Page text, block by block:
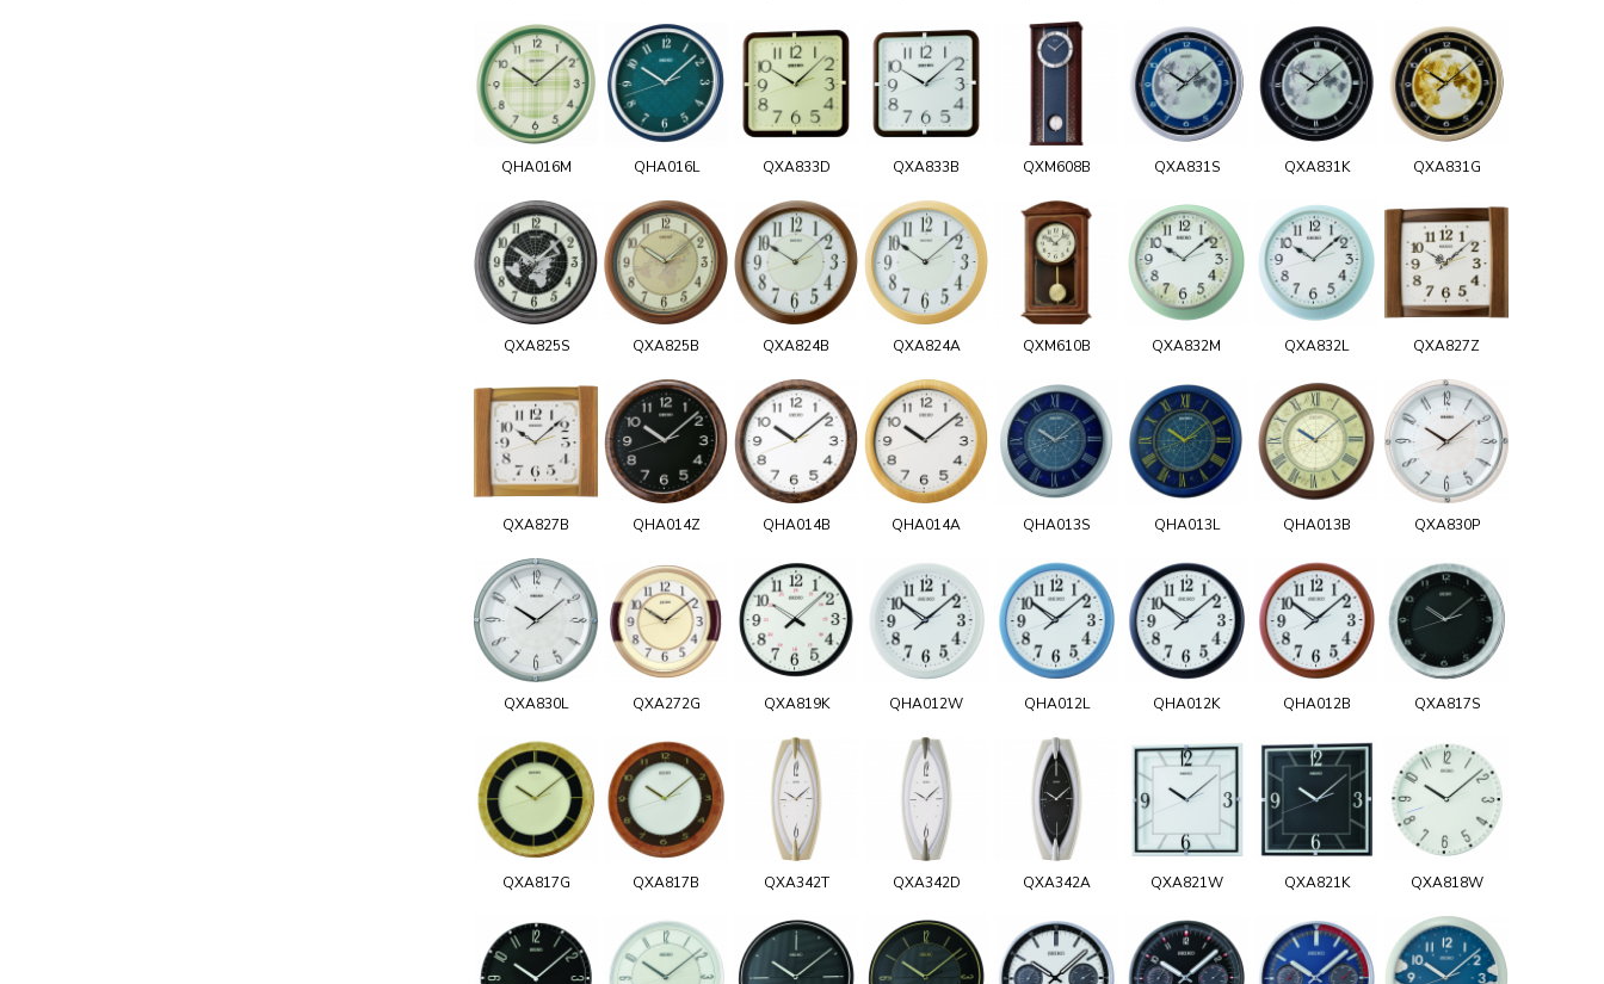
QHA016M QHA016L QXA833D QXA833B QXM608B QXA831S QXA831K QXA831G
QXA825S QXA825B QXA824B QXA824A QXM610B QXA832M QXA832L QXA827Z
QXA827B QHA014Z QHA014B QHA014A QHA013S QHA013L QHA013B QXA830P
QXA830L QXA272G QXA819K QHA012W QHA012L QHA012K QHA012B QXA817S
QXA817G QXA817B QXA342T QXA342D QXA342A QXA821W QXA821K QXA818W